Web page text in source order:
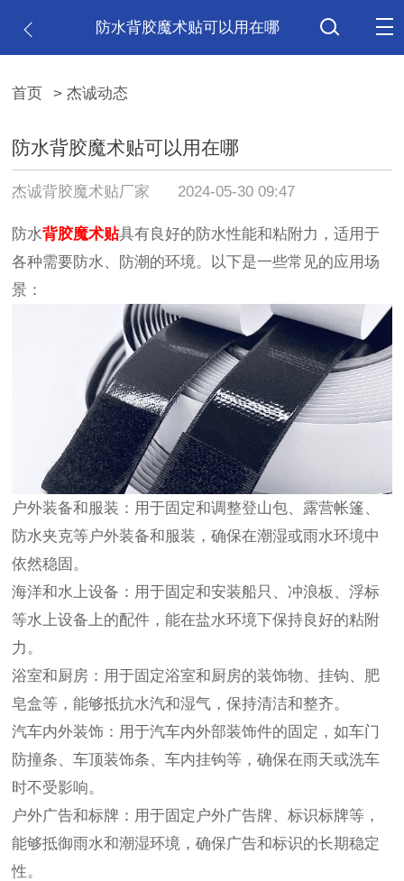
防水背胶魔术贴可以用在哪
首页 > 杰诚动态
防水背胶魔术贴可以用在哪
杰诚背胶魔术贴厂家 2024-05-30 09:47
防水背胶魔术贴具有良好的防水性能和粘附力，适用于
各种需要防水、防潮的环境。以下是一些常见的应用场
景：
户外装备和服装：用于固定和调整登山包、露营帐篷、
防水夹克等户外装备和服装，确保在潮湿或雨水环境中
依然稳固。
海洋和水上设备：用于固定和安装船只、冲浪板、浮标
等水上设备上的配件，能在盐水环境下保持良好的粘附
力。
浴室和厨房：用于固定浴室和厨房的装饰物、挂钩、肥
皂盒等，能够抵抗水汽和湿气，保持清洁和整齐。
汽车内外装饰：用于汽车内外部装饰件的固定，如车门
防撞条、车顶装饰条、车内挂钩等，确保在雨天或洗车
时不受影响。
户外广告和标牌：用于固定户外广告牌、标识标牌等，
能够抵御雨水和潮湿环境，确保广告和标识的长期稳定
性。